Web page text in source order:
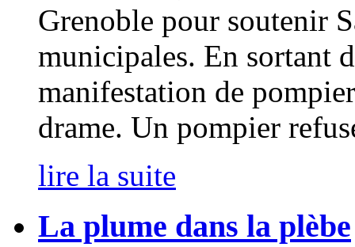
Grenoble pour soutenir
municipales. En sortant
manifestation de
drame. Un pompier
lire la suite
La plume dans la plèbe